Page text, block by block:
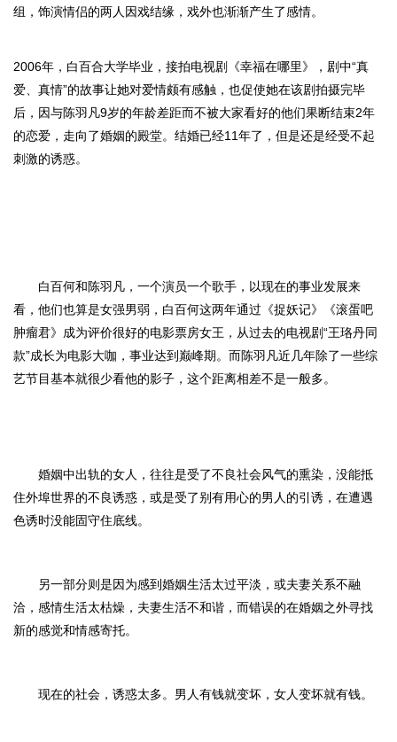
组，饰演情侣的两人因戏结缘，戏外也渐渐产生了感情。
2006年， 白百合大学毕业，接拍电视剧 《幸福在哪里》 ，剧中“真
爱、真情”的故事让她对爱情颇有感触，也促使她在该剧拍摄完毕
后，因与陈羽凡9岁的年龄差距而不被大家看好的他们果断结束2年
的恋爱，走向了婚姻的殿堂。 结婚已经11年了，但是还是经受不起
刺激的诱惑。
白百何和陈羽凡，一个演员一个歌手，以现在的事业发展来
看，他们也算是女强男弱，白百何这两年通过《捉妖记》《滚蛋吧
肿瘤君》成为评价很好的电影票房女王，从过去的电视剧“王珞丹同
款”成长为电影大咖，事业达到巅峰期。 而陈羽凡近几年除了一些综
艺节目基本就很少看他的影子，这个距离相差不是一般多。
婚姻中出轨的女人，往往是受了不良社会风气的熏染，没能抵
住外埠世界的不良诱惑，或是受了别有用心的男人的引诱，在遭遇
色诱时没能固守住底线。
另一部分则是因为感到婚姻生活太过平淡，或夫妻关系不融
洽，感情生活太枯燥，夫妻生活不和谐，而错误的在婚姻之外寻找
新的感觉和情感寄托。
现在的社会，诱惑太多。 男人有钱就变坏，女人变坏就有钱。